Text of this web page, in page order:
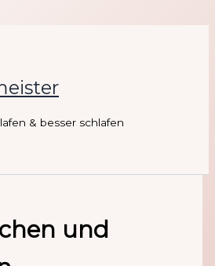
& besser schlafen
und